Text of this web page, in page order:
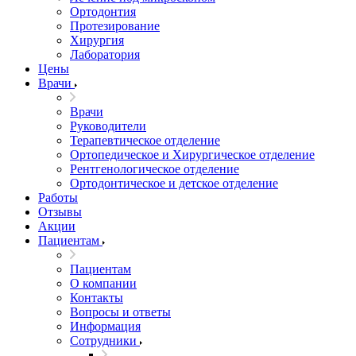
Ортодонтия
Протезирование
Хирургия
Лаборатория
Цены
Врачи
Врачи
Руководители
Терапевтическое отделение
Ортопедическое и Хирургическое отделение
Рентгенологическое отделение
Ортодонтическое и детское отделение
Работы
Отзывы
Акции
Пациентам
Пациентам
О компании
Контакты
Вопросы и ответы
Информация
Сотрудники